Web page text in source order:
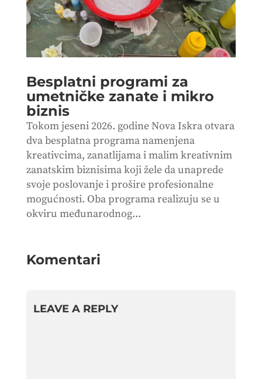
Besplatni programi za
umetničke zanate i mikro
biznis
Tokom jeseni 2026. godine Nova Iskra otvara
dva besplatna programa namenjena
kreativcima, zanatlijama i malim kreativnim
zanatskim biznisima koji žele da unaprede
svoje poslovanje i prošire profesionalne
mogućnosti. Oba programa realizuju se u
okviru međunarodnog...
Komentari
LEAVE A REPLY